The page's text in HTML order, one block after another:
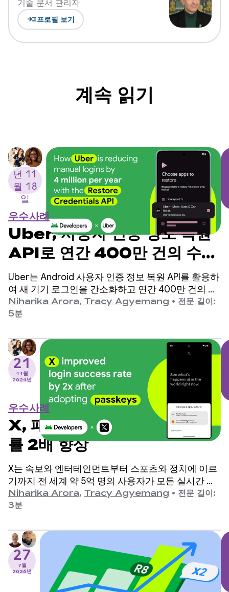
기술 문서 관리자
read_more프로필 보기
계속 읽기
2025
년 11
월 18
일
우수사례
Uber, 사용자 인증 정보 복원
API로 연간 400만 건의 수동
로그인 감소
Uber는 Android 사용자 인증 정보 복원 API를 활용하
여 새 기기 로그인을 간소화하고 연간 400만 건의 수
동 로그인을 줄이며 사용자 재방문율을 높였습니다.
Niharika Arora, Tracy Agyemang • 전문 길이:
5분
21
11월
2024년
우수사례
X, 패스키 채택 후 로그인 성공
률 2배 향상
X는 속보와 엔터테인먼트부터 스포츠와 정치에 이르
기까지 전 세계 약 5억 명의 사용자가 모든 실시간 해
설과 함께 전체 스토리를 파악할 수 있도록 지원하는
소셜 미디어 앱입니다.
Niharika Arora, Tracy Agyemang • 전문 길이:
3분
27
7월
2026년